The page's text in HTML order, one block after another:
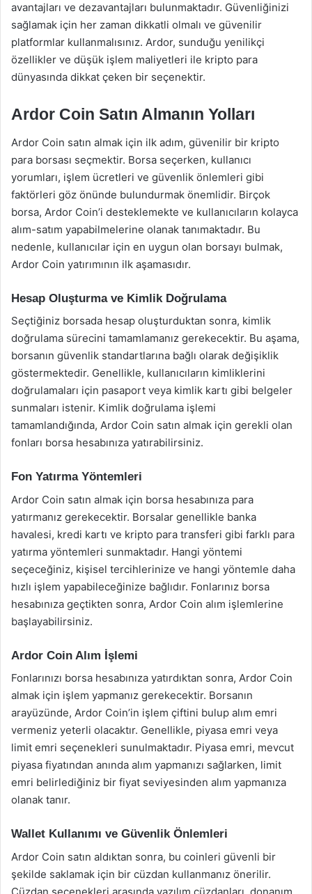
avantajları ve dezavantajları bulunmaktadır. Güvenliğinizi
sağlamak için her zaman dikkatli olmalı ve güvenilir
platformlar kullanmalısınız. Ardor, sunduğu yenilikçi
özellikler ve düşük işlem maliyetleri ile kripto para
dünyasında dikkat çeken bir seçenektir.
Ardor Coin Satın Almanın Yolları
Ardor Coin satın almak için ilk adım, güvenilir bir kripto
para borsası seçmektir. Borsa seçerken, kullanıcı
yorumları, işlem ücretleri ve güvenlik önlemleri gibi
faktörleri göz önünde bulundurmak önemlidir. Birçok
borsa, Ardor Coin’i desteklemekte ve kullanıcıların kolayca
alım-satım yapabilmelerine olanak tanımaktadır. Bu
nedenle, kullanıcılar için en uygun olan borsayı bulmak,
Ardor Coin yatırımının ilk aşamasıdır.
Hesap Oluşturma ve Kimlik Doğrulama
Seçtiğiniz borsada hesap oluşturduktan sonra, kimlik
doğrulama sürecini tamamlamanız gerekecektir. Bu aşama,
borsanın güvenlik standartlarına bağlı olarak değişiklik
göstermektedir. Genellikle, kullanıcıların kimliklerini
doğrulamaları için pasaport veya kimlik kartı gibi belgeler
sunmaları istenir. Kimlik doğrulama işlemi
tamamlandığında, Ardor Coin satın almak için gerekli olan
fonları borsa hesabınıza yatırabilirsiniz.
Fon Yatırma Yöntemleri
Ardor Coin satın almak için borsa hesabınıza para
yatırmanız gerekecektir. Borsalar genellikle banka
havalesi, kredi kartı ve kripto para transferi gibi farklı para
yatırma yöntemleri sunmaktadır. Hangi yöntemi
seçeceğiniz, kişisel tercihlerinize ve hangi yöntemle daha
hızlı işlem yapabileceğinize bağlıdır. Fonlarınız borsa
hesabınıza geçtikten sonra, Ardor Coin alım işlemlerine
başlayabilirsiniz.
Ardor Coin Alım İşlemi
Fonlarınızı borsa hesabınıza yatırdıktan sonra, Ardor Coin
almak için işlem yapmanız gerekecektir. Borsanın
arayüzünde, Ardor Coin’in işlem çiftini bulup alım emri
vermeniz yeterli olacaktır. Genellikle, piyasa emri veya
limit emri seçenekleri sunulmaktadır. Piyasa emri, mevcut
piyasa fiyatından anında alım yapmanızı sağlarken, limit
emri belirlediğiniz bir fiyat seviyesinden alım yapmanıza
olanak tanır.
Wallet Kullanımı ve Güvenlik Önlemleri
Ardor Coin satın aldıktan sonra, bu coinleri güvenli bir
şekilde saklamak için bir cüzdan kullanmanız önerilir.
Cüzdan seçenekleri arasında yazılım cüzdanları, donanım